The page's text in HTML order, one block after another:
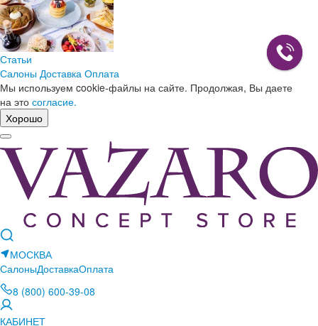
Статьи
Салоны Доставка Оплата
Мы используем cookie-файлы на сайте. Продолжая, Вы даете
на это согласие.
Хорошо
МОСКВА
СалоныДоставкаОплата
8 (800) 600-39-08
КАБИНЕТ